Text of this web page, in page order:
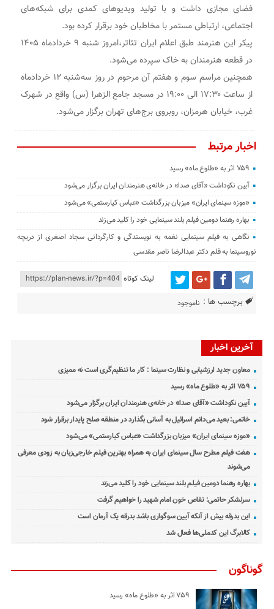
فضای مجازی داشت و با تولید ویدیوهای کمدی برای شبکه‌های
اجتماعی، ارتباطی مستمر با مخاطبان خود برقرار کرده بود.
پیکر این هنرمند طبق اعلام ایران تئاتر،امروز شنبه ۹ خردادماه ۱۴۰۵
در قطعه هنرمندان به خاک سپرده می‌شود.
همچنین مراسم سوم و هفتم آن مرحوم در روز سه‌شنبه ۱۲ خردادماه
از ساعت ۱۷:۳۰ الی ۱۹:۰۰ در مسجد جامع الزهرا (س) واقع در شهرک
غرب، خیابان هرمزان، روبروی برج‌های تهران برگزار می‌شود.
اخبار مرتبط
۷۵۹ اثر به «طلوع ماه» رسید
آیین نکوداشت «آقای صدا» در خانه‌ی هنرمندان ایران برگزار می‌شود
«موزه سینمای ایران» میزبان بزرگداشت «عباس کیارستمی» می‌شود
بهاره رهنما دومین فیلم بلند سینمایی خود را کلید می‌زند
نگاهی به فیلم سینمایی نغمه به نویسندگی و کارگردانی سجاد اصغری از دریچه
نوروسینما به قلم دکتر عبدالرضا ناصر مقدسی
لینک کوتاه
برچسب ها : ناموجود
آخرین اخبار
معاون جدید ارزشیابی و نظارت سینما : کار ما تنظیم‌گری است نه ممیزی
۷۵۹ اثر به «طلوع ماه» رسید
آیین نکوداشت «آقای صدا» در خانه‌ی هنرمندان ایران برگزار می‌شود
خاتمی: بعید می‌دانم اسرائیل به آسانی بگذارد در منطقه صلح پایدار برقرار شود
«موزه سینمای ایران» میزبان بزرگداشت «عباس کیارستمی» می‌شود
هفت فیلم مطرح سال سینمای ایران به همراه بهترین فیلم خارجی‌زبان به زودی معرفی
می‌شوند
بهاره رهنما دومین فیلم بلند سینمایی خود را کلید می‌زند
سرلشکر حاتمی: تقاص خون امام شهید را خواهیم گرفت
این بدرقه بیش از آنکه آیین سوگواری باشد بدرقه یک آرمان است
کالابرگ این کدملی‌ها فعال شد
گوناگون
۷۵۹ اثر به «طلوع ماه» رسید